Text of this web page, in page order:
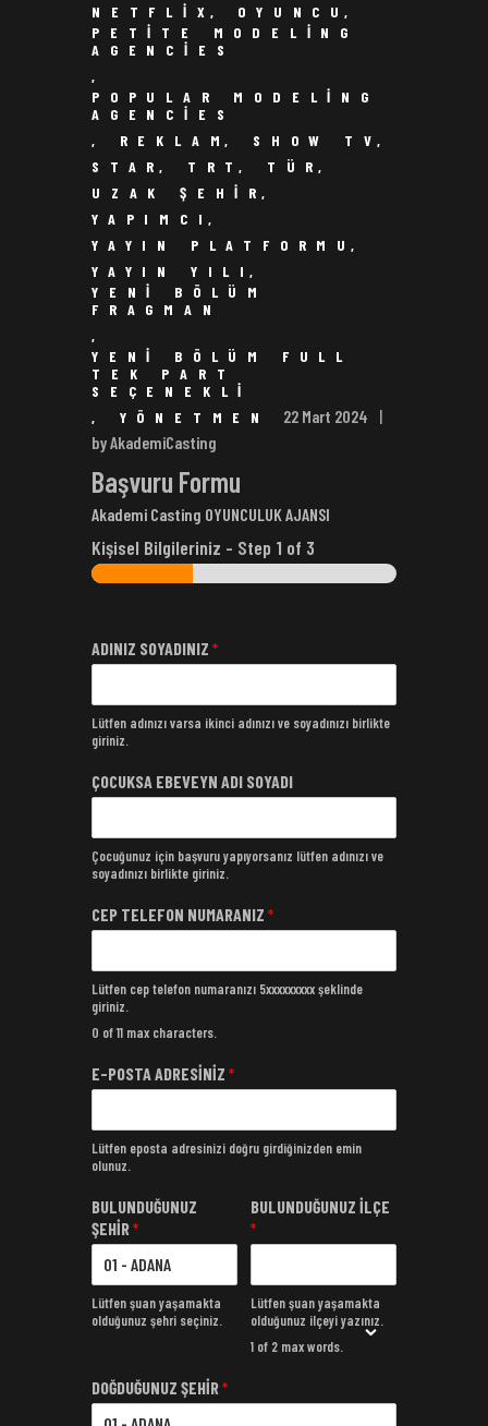
NETFLIX, OYUNCU,
PETITE MODELING
AGENCIES
,
POPULAR MODELING
AGENCIES
, REKLAM, SHOW TV,
STAR, TRT, TÜR,
UZAK ŞEHIR,
YAPIMCI,
YAYIN PLATFORMU,
YAYIN YILI,
YENI BÖLÜM
FRAGMAN
,
YENI BÖLÜM FULL
TEK PART
SEÇENEKLI
, YÖNETMEN
22 Mart 2024
by AkademiCasting
Başvuru Formu
Akademi Casting OYUNCULUK AJANSI
Kişisel Bilgileriniz - Step 1 of 3
ADINIZ SOYADINIZ *
Lütfen adınızı varsa ikinci adınızı ve soyadınızı birlikte
giriniz.
ÇOCUKSA EBEVEYN ADI SOYADI
Çocuğunuz için başvuru yapıyorsanız lütfen adınızı ve
soyadınızı birlikte giriniz.
CEP TELEFON NUMARANIZ *
Lütfen cep telefon numaranızı 5xxxxxxxxx şeklinde
giriniz.
0 of 11 max characters.
E-POSTA ADRESİNİZ *
Lütfen eposta adresinizi doğru girdiğinizden emin
olunuz.
BULUNDUĞUNUZ
ŞEHİR*
Lütfen şuan yaşamakta
olduğunuz şehri seçiniz.
BULUNDUĞUNUZ İLÇE
*
Lütfen şuan yaşamakta
olduğunuz ilçeyi yazınız.
1 of 2 max words.
DOĞDUĞUNUZ ŞEHİR*